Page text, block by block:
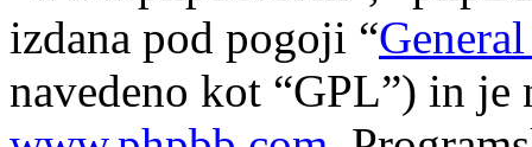
izdana pod pogoji “
navedeno kot “GPL”) in